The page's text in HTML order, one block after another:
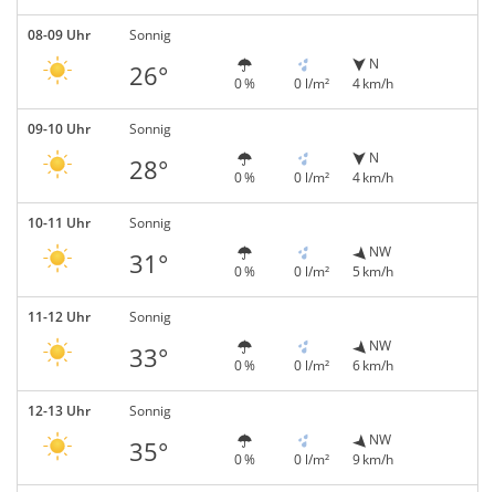
08-09 Uhr Sonnig
26° 0 % 0 l/m²
N
4 km/h
09-10 Uhr Sonnig
28° 0 % 0 l/m²
N
4 km/h
10-11 Uhr Sonnig
31° 0 % 0 l/m²
NW
5 km/h
11-12 Uhr Sonnig
33° 0 % 0 l/m²
NW
6 km/h
12-13 Uhr Sonnig
35° 0 % 0 l/m²
NW
9 km/h